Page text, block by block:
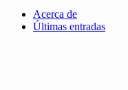
Acerca de
Últimas entradas